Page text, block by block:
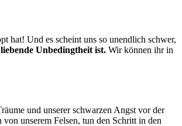
hat! Und es scheint uns so unendlich schwer,
liebende Unbedingtheit ist. Wir können ihr in
und unserer schwarzen Angst vor der
unserem Felsen, tun den Schritt in den